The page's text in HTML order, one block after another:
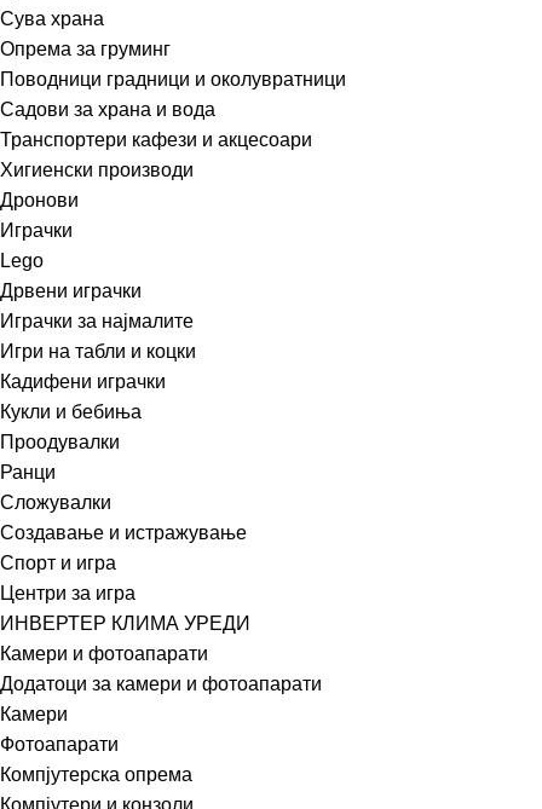
Сува храна
Опрема за груминг
Поводници градници и околувратници
Садови за храна и вода
Транспортери кафези и акцесоари
Хигиенски производи
Дронови
Играчки
Lego
Дрвени играчки
Играчки за најмалите
Игри на табли и коцки
Кадифени играчки
Кукли и бебиња
Проодувалки
Ранци
Сложувалки
Создавање и истражување
Спорт и игра
Центри за игра
ИНВЕРТЕР КЛИМА УРЕДИ
Камери и фотоапарати
Додатоци за камери и фотоапарати
Камери
Фотоапарати
Компјутерска опрема
Компјутери и конзоли